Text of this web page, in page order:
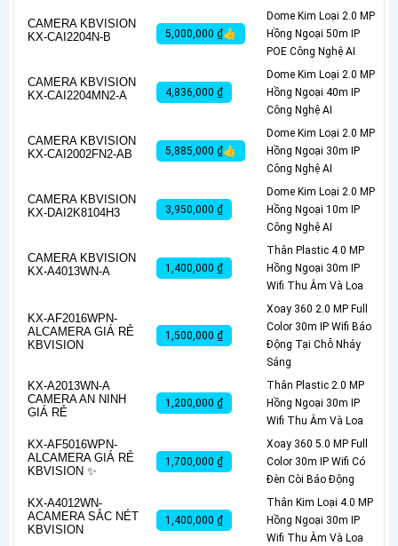
CAMERA KBVISION
KX-CAI2204N-B
5,000,000 ₫👍
Dome Kim Loại 2.0 MP
Hồng Ngoại 50m IP
POE Công Nghệ AI
CAMERA KBVISION
KX-CAI2204MN2-A
4,836,000 ₫
Dome Kim Loại 2.0 MP
Hồng Ngoại 40m IP
Công Nghệ AI
CAMERA KBVISION
KX-CAI2002FN2-AB
5,885,000 ₫👍
Dome Kim Loại 2.0 MP
Hồng Ngoại 30m IP
Công Nghệ AI
CAMERA KBVISION
KX-DAI2K8104H3
3,950,000 ₫
Dome Kim Loại 2.0 MP
Hồng Ngoại 10m IP
Công Nghệ AI
CAMERA KBVISION
KX-A4013WN-A
1,400,000 ₫
Thân Plastic 4.0 MP
Hồng Ngoại 30m IP
Wifi Thu Âm Và Loa
KX-AF2016WPN-
ALCAMERA GIÁ RẺ
KBVISION
1,500,000 ₫
Xoay 360 2.0 MP Full
Color 30m IP Wifi Báo
Động Tại Chỗ Nháy
Sáng
KX-A2013WN-A
CAMERA AN NINH
GIÁ RẺ
1,200,000 ₫
Thân Plastic 2.0 MP
Hồng Ngoại 30m IP
Wifi Thu Âm Và Loa
KX-AF5016WPN-
ALCAMERA GIÁ RẺ
KBVISION ✨
1,700,000 ₫
Xoay 360 5.0 MP Full
Color 30m IP Wifi Có
Đèn Còi Báo Động
KX-A4012WN-
ACAMERA SẮC NÉT
KBVISION
1,400,000 ₫
Thân Kim Loại 4.0 MP
Hồng Ngoại 30m IP
Wifi Thu Âm Và Loa